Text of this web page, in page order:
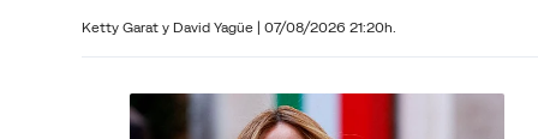
Ketty Garat y David Yagüe | 07/08/2026 21:20h.